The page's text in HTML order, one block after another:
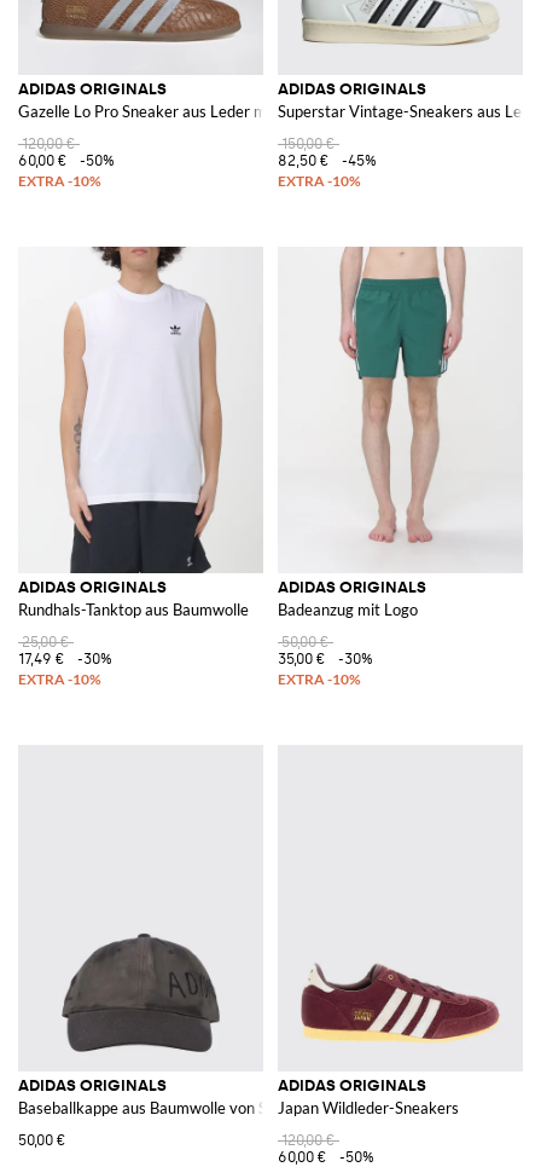
ADIDAS ORIGINALS
Gazelle Lo Pro Sneaker aus Leder mit Python-Print und Logo
120,00 €
60,00 €
-50%
ADIDAS ORIGINALS
Superstar Vintage-Sneakers aus
150,00 €
82,50 €
-45%
ADIDAS ORIGINALS
Rundhals-Tanktop aus Baumwolle
25,00 €
17,49 €
-30%
ADIDAS ORIGINALS
Badeanzug mit Logo
50,00 €
35,00 €
-30%
ADIDAS ORIGINALS
Baseballkappe aus Baumwolle von Song For The Mute x
50,00 €
ADIDAS ORIGINALS
Japan Wildleder-Sneakers
120,00 €
60,00 €
-50%